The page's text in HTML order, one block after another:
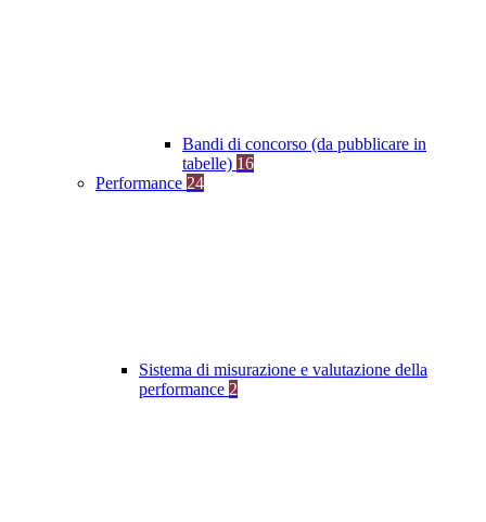
Bandi di concorso (da pubblicare in
tabelle) 16
Performance 24
Sistema di misurazione e valutazione della
performance 2